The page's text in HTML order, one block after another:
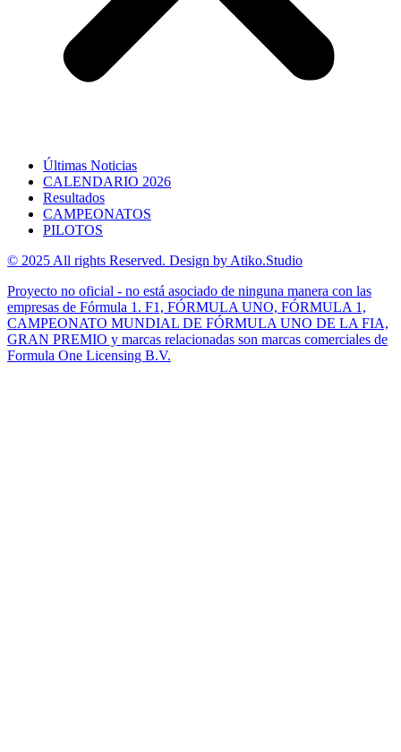
Últimas Noticias
CALENDARIO 2026
Resultados
CAMPEONATOS
PILOTOS
© 2025 All rights Reserved. Design by Atiko.Studio
Proyecto no oficial - no está asociado de ninguna manera con las
empresas de Fórmula 1. F1, FÓRMULA UNO, FÓRMULA 1,
CAMPEONATO MUNDIAL DE FÓRMULA UNO DE LA FIA,
GRAN PREMIO y marcas relacionadas son marcas comerciales de
Formula One Licensing B.V.